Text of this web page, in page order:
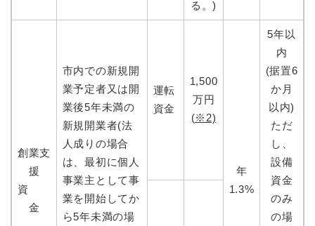
る。)
創業支
援
資
金
市内での新規開
業予定者又は開
業後5年未満の
新規開業者(法
人成りの場合
は、最初に個人
事業主として事
業を開始してか
ら5年未満の場
運転
資金
1,500
万円
(※2)
年
1.3%
5年以
内
(据置6
か月
以内)
ただ
し、
設備
資金
のみ
の場